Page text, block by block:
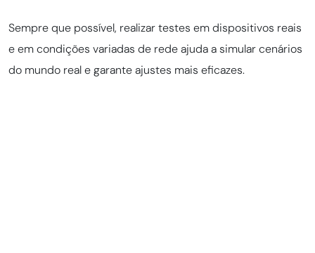
Sempre que possível, realizar testes em dispositivos reais
e em condições variadas de rede ajuda a simular cenários
do mundo real e garante ajustes mais eficazes.